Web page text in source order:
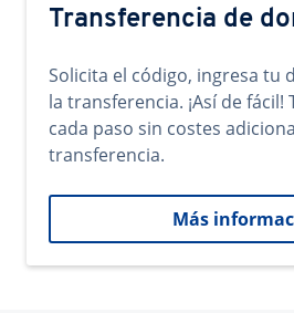
Transferencia de
Solicita el código, ingresa tu
la transferencia. ¡Así de fácil!
cada paso sin costes
transferencia.
Más